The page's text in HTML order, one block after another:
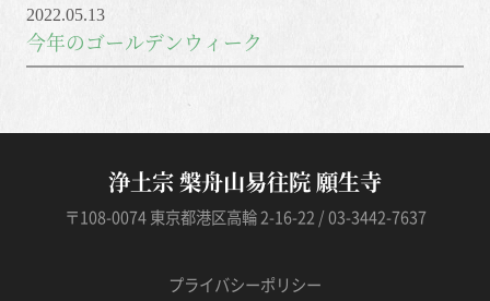
2022.05.13
今年のゴールデンウィーク
浄土宗 槃舟山易往院 願生寺
〒108-0074 東京都港区高輪 2-16-22 / 03-3442-7637
プライバシーポリシー